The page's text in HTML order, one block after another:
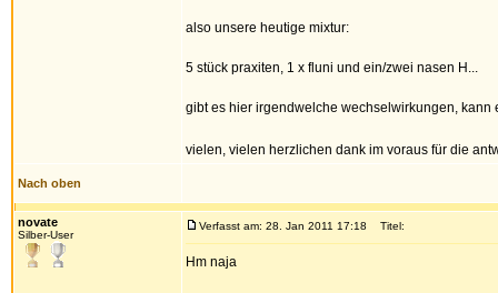
also unsere heutige mixtur:
5 stück praxiten, 1 x fluni und ein/zwei nasen H...
gibt es hier irgendwelche wechselwirkungen,
vielen, vielen herzlichen dank im voraus für die
Nach oben
novate
Silber-User
Verfasst am: 28. Jan 2011 17:18 Titel:
Hm naja